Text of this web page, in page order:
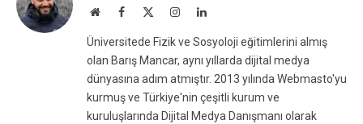
WebsiteFacebook InstagramLinkedIn
Üniversitede Fizik ve Sosyoloji eğitimlerini almış
olan Barış Mancar, aynı yıllarda dijital medya
dünyasına adım atmıştır. 2013 yılında Webmasto'yu
kurmuş ve Türkiye'nin çeşitli kurum ve
kuruluşlarında Dijital Medya Danışmanı olarak